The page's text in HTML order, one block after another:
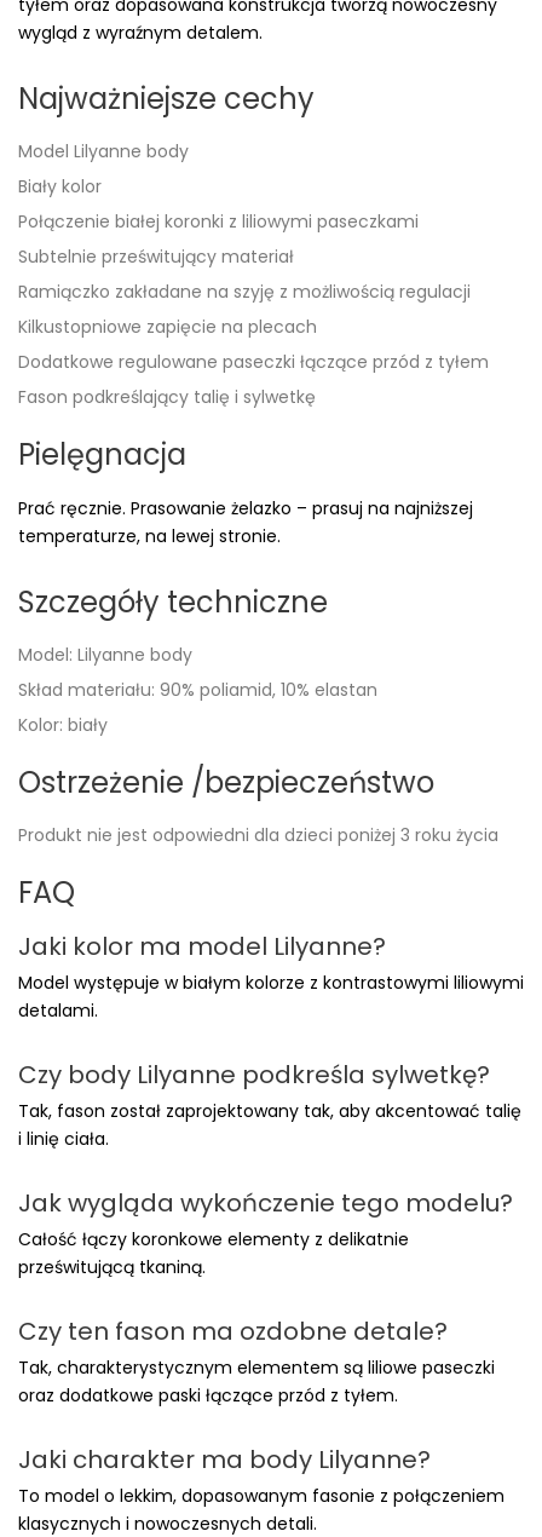
tyłem oraz dopasowana konstrukcja tworzą nowoczesny
wygląd z wyraźnym detalem.
Najważniejsze cechy
Model Lilyanne body
Biały kolor
Połączenie białej koronki z liliowymi paseczkami
Subtelnie prześwitujący materiał
Ramiączko zakładane na szyję z możliwością regulacji
Kilkustopniowe zapięcie na plecach
Dodatkowe regulowane paseczki łączące przód z tyłem
Fason podkreślający talię i sylwetkę
Pielęgnacja
Prać ręcznie. Prasowanie żelazko – prasuj na najniższej
temperaturze, na lewej stronie.
Szczegóły techniczne
Model: Lilyanne body
Skład materiału: 90% poliamid, 10% elastan
Kolor: biały
Ostrzeżenie /bezpieczeństwo
Produkt nie jest odpowiedni dla dzieci poniżej 3 roku życia
FAQ
Jaki kolor ma model Lilyanne?
Model występuje w białym kolorze z kontrastowymi liliowymi
detalami.
Czy body Lilyanne podkreśla sylwetkę?
Tak, fason został zaprojektowany tak, aby akcentować talię
i linię ciała.
Jak wygląda wykończenie tego modelu?
Całość łączy koronkowe elementy z delikatnie
prześwitującą tkaniną.
Czy ten fason ma ozdobne detale?
Tak, charakterystycznym elementem są liliowe paseczki
oraz dodatkowe paski łączące przód z tyłem.
Jaki charakter ma body Lilyanne?
To model o lekkim, dopasowanym fasonie z połączeniem
klasycznych i nowoczesnych detali.